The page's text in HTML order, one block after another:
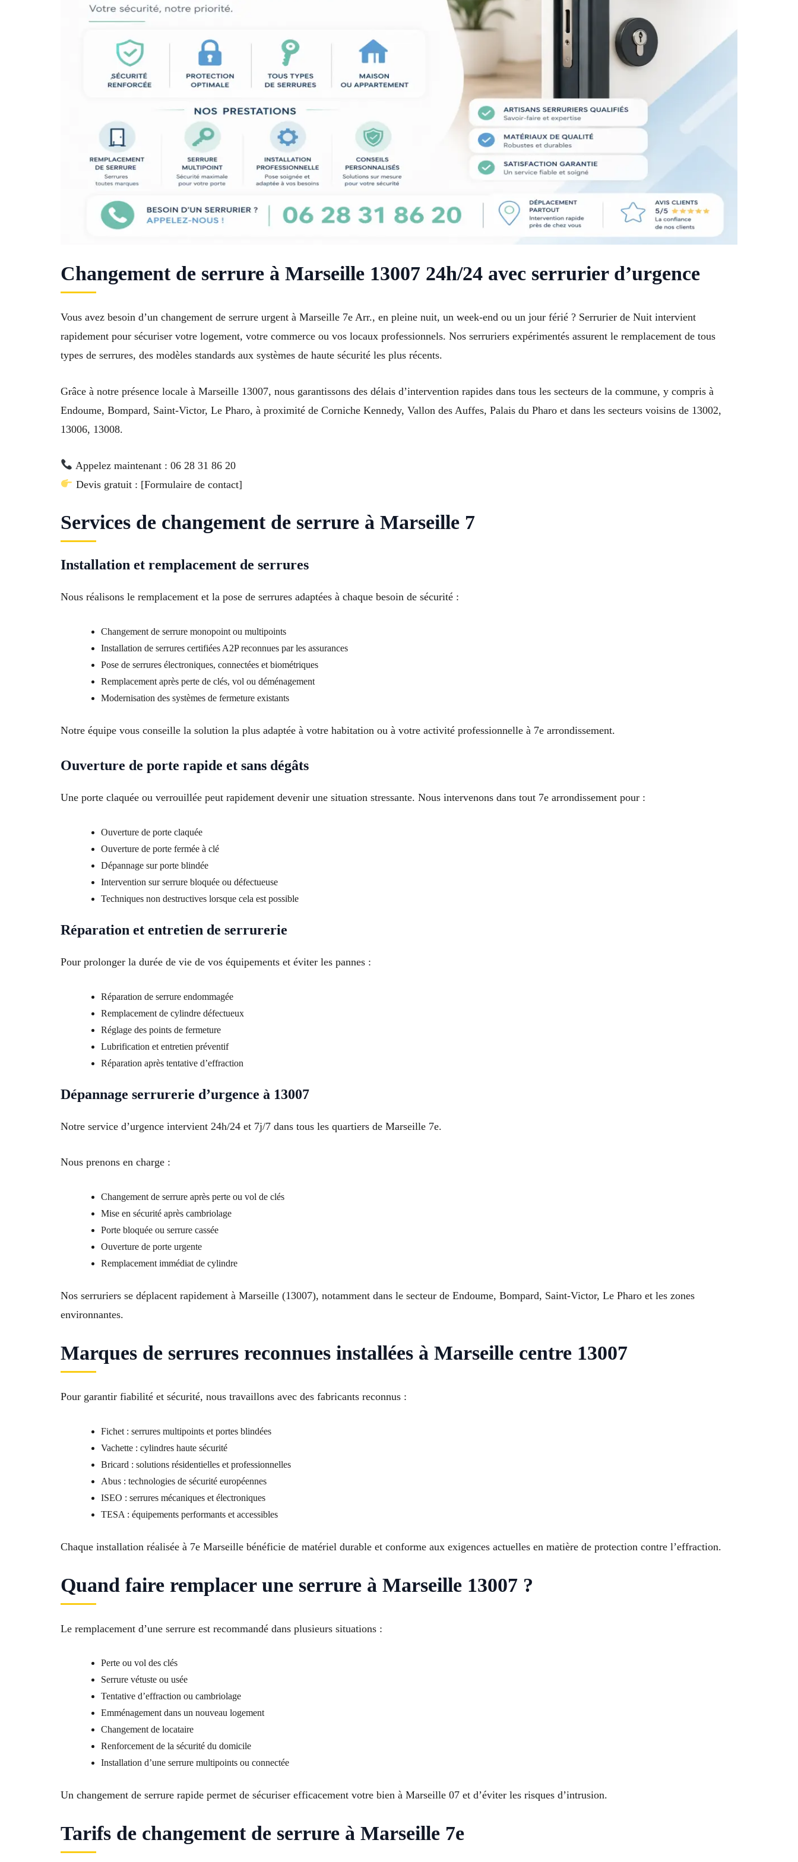
Changement de serrure à Marseille 13007 24h/24 avec serrurier d’urgence
Vous avez besoin d’un changement de serrure urgent à Marseille 7e Arr., en pleine nuit, un week-end ou un jour férié ? Serrurier de Nuit intervient
rapidement pour sécuriser votre logement, votre commerce ou vos locaux professionnels. Nos serruriers expérimentés assurent le remplacement de tous
types de serrures, des modèles standards aux systèmes de haute sécurité les plus récents.
Grâce à notre présence locale à Marseille 13007, nous garantissons des délais d’intervention rapides dans tous les secteurs de la commune, y compris à
Endoume, Bompard, Saint-Victor, Le Pharo, à proximité de Corniche Kennedy, Vallon des Auffes, Palais du Pharo et dans les secteurs voisins de 13002,
13006, 13008.
Appelez maintenant : 06 28 31 86 20
Devis gratuit : [Formulaire de contact]
Services de changement de serrure à Marseille 7
Installation et remplacement de serrures
Nous réalisons le remplacement et la pose de serrures adaptées à chaque besoin de sécurité :
Changement de serrure monopoint ou multipoints
Installation de serrures certifiées A2P reconnues par les assurances
Pose de serrures électroniques, connectées et biométriques
Remplacement après perte de clés, vol ou déménagement
Modernisation des systèmes de fermeture existants
Notre équipe vous conseille la solution la plus adaptée à votre habitation ou à votre activité professionnelle à 7e arrondissement.
Ouverture de porte rapide et sans dégâts
Une porte claquée ou verrouillée peut rapidement devenir une situation stressante. Nous intervenons dans tout 7e arrondissement pour :
Ouverture de porte claquée
Ouverture de porte fermée à clé
Dépannage sur porte blindée
Intervention sur serrure bloquée ou défectueuse
Techniques non destructives lorsque cela est possible
Réparation et entretien de serrurerie
Pour prolonger la durée de vie de vos équipements et éviter les pannes :
Réparation de serrure endommagée
Remplacement de cylindre défectueux
Réglage des points de fermeture
Lubrification et entretien préventif
Réparation après tentative d’effraction
Dépannage serrurerie d’urgence à 13007
Notre service d’urgence intervient 24h/24 et 7j/7 dans tous les quartiers de Marseille 7e.
Nous prenons en charge :
Changement de serrure après perte ou vol de clés
Mise en sécurité après cambriolage
Porte bloquée ou serrure cassée
Ouverture de porte urgente
Remplacement immédiat de cylindre
Nos serruriers se déplacent rapidement à Marseille (13007), notamment dans le secteur de Endoume, Bompard, Saint-Victor, Le Pharo et les zones
environnantes.
Marques de serrures reconnues installées à Marseille centre 13007
Pour garantir fiabilité et sécurité, nous travaillons avec des fabricants reconnus :
Fichet : serrures multipoints et portes blindées
Vachette : cylindres haute sécurité
Bricard : solutions résidentielles et professionnelles
Abus : technologies de sécurité européennes
ISEO : serrures mécaniques et électroniques
TESA : équipements performants et accessibles
Chaque installation réalisée à 7e Marseille bénéficie de matériel durable et conforme aux exigences actuelles en matière de protection contre l’effraction.
Quand faire remplacer une serrure à Marseille 13007 ?
Le remplacement d’une serrure est recommandé dans plusieurs situations :
Perte ou vol des clés
Serrure vétuste ou usée
Tentative d’effraction ou cambriolage
Emménagement dans un nouveau logement
Changement de locataire
Renforcement de la sécurité du domicile
Installation d’une serrure multipoints ou connectée
Un changement de serrure rapide permet de sécuriser efficacement votre bien à Marseille 07 et d’éviter les risques d’intrusion.
Tarifs de changement de serrure à Marseille 7e